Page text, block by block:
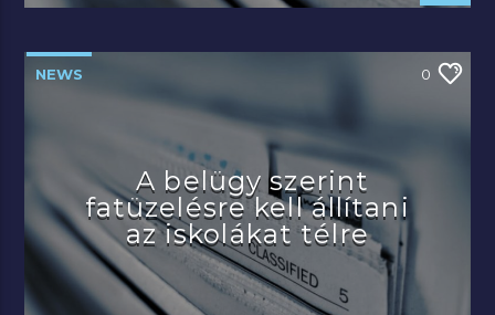
NEWS 0
A belügy szerint
fatüzelésre kell állítani
az iskolákat télre